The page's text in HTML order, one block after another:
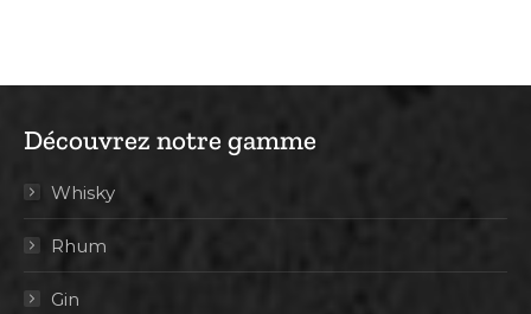
Découvrez notre gamme
Whisky
Rhum
Gin